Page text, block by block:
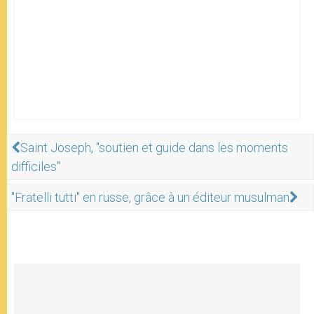
Saint Joseph, "soutien et guide dans les moments
difficiles"
"Fratelli tutti" en russe, grâce à un éditeur musulman